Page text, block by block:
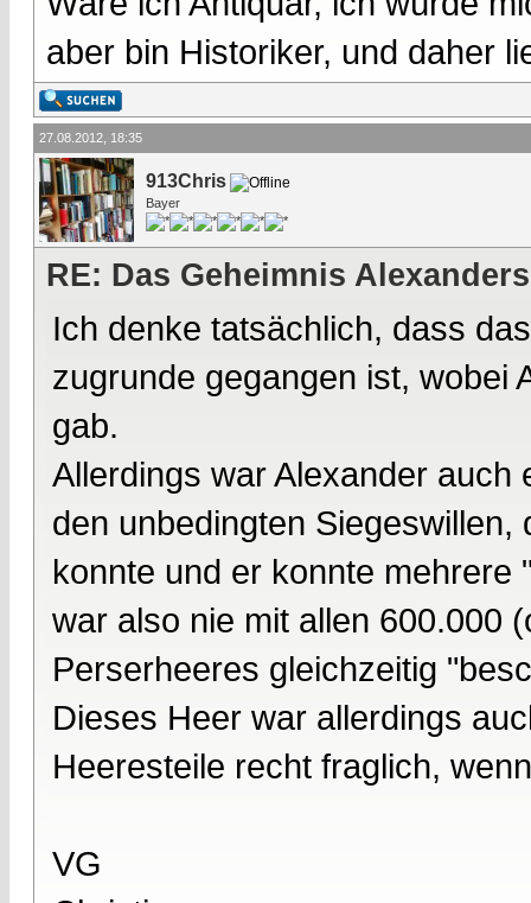
aber bin Historiker, und daher
27.08.2012, 18:35
913Chris
Bayer
RE: Das Geheimnis Alexanders
Ich denke tatsächlich, dass
zugrunde gegangen ist, wobei
gab.
Allerdings war Alexander
den unbedingten
konnte und er konnte
war also nie mit allen 600.000
Perserheeres gleichzeitig
Dieses Heer war allerdings
Heeresteile recht fraglich,
VG